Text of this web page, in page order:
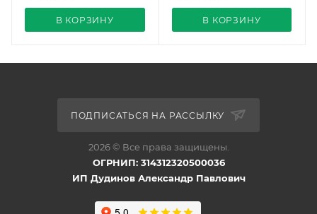
В КОРЗИНУ В КОРЗИНУ
ПОДПИСАТЬСЯ НА РАССЫЛКУ
2026 © Все права защищены.
ОГРНИП: 314312320500036
ИП Дудинов Александр Павлович